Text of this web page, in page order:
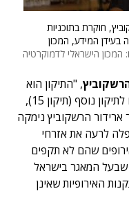
חוקרת בתוכניות
בעידן המידע, המכון
המכון הישראלי לדמוקרטיה
, "התיקון הוא
אחיזת עיניים ואינו מהותי, ועדיין מחכים לתיקון נוסף (תיקון 15),
הרשקוביץ נימקה
לרעה את אזרחי
שהם לא תקפים
שבעל המאגר בישראל
האירופיות שאינן